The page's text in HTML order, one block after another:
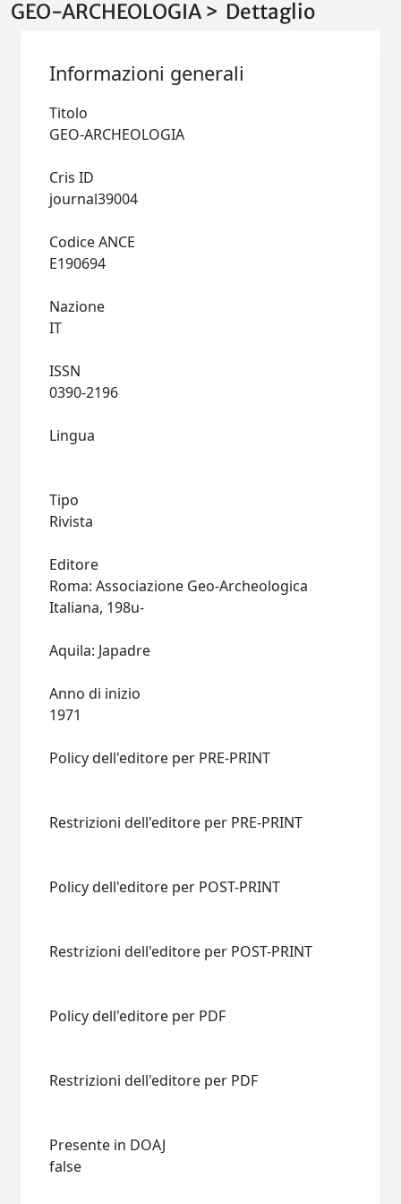
GEO-ARCHEOLOGIA > Dettaglio
Informazioni generali
Titolo
Cris ID
Codice ANCE
Nazione
ISSN
Lingua
Tipo
Rivista
Editore
Roma: Associazione Geo-Archeologica
Italiana, 198u-
Anno di inizio
Policy dell'editore per PRE-PRINT
Restrizioni dell'editore per PRE-PRINT
Policy dell'editore per POST-PRINT
Restrizioni dell'editore per POST-PRINT
Policy dell'editore per PDF
Restrizioni dell'editore per PDF
Presente in DOAJ